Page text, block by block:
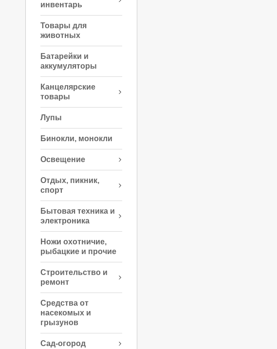
инвентарь
Товары для
животных
Батарейки и
аккумуляторы
Канцелярские
товары
Лупы
Бинокли, монокли
Освещение
Отдых, пикник,
спорт
Бытовая техника и
электроника
Ножи охотничие,
рыбацкие и прочие
Строительство и
ремонт
Средства от
насекомых и
грызунов
Сад-огород